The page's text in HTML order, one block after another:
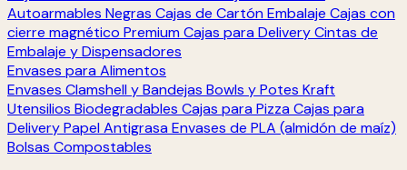
Autoarmables Negras Cajas de Cartón Embalaje Cajas con
cierre magnético Premium Cajas para DeliveryCintas de
Embalaje y Dispensadores
Envases para Alimentos
Envases Clamshell y Bandejas Bowls y Potes Kraft
Utensilios Biodegradables Cajas para Pizza Cajas para
DeliveryPapel Antigrasa Envases de PLA (almidón de maíz)
Bolsas Compostables